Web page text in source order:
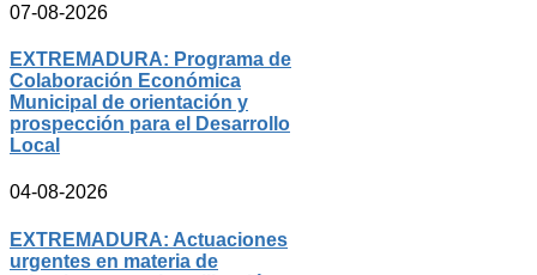
07-08-2026
EXTREMADURA: Programa de
Colaboración Económica
Municipal de orientación y
prospección para el Desarrollo
Local
04-08-2026
EXTREMADURA: Actuaciones
urgentes en materia de